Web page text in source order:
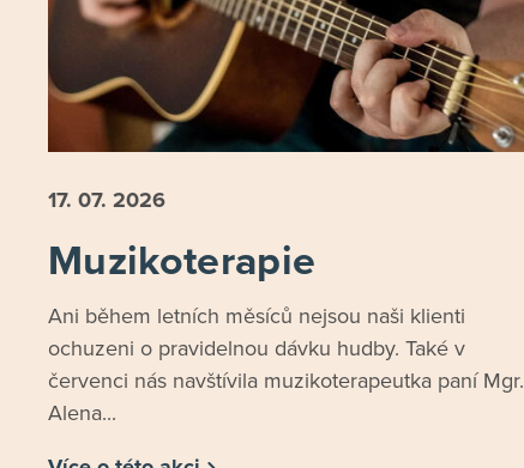
17. 07. 2026
Muzikoterapie
Ani během letních měsíců nejsou naši klienti
ochuzeni o pravidelnou dávku hudby. Také v
červenci nás navštívila muzikoterapeutka paní Mgr.
Alena...